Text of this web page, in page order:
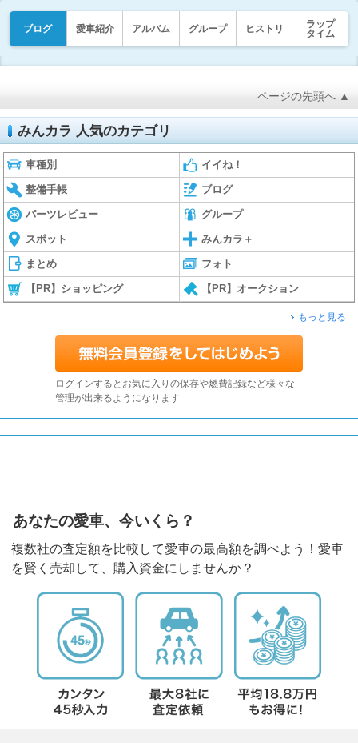
ブログ 愛車紹介 アルバム グループ ヒストリ
ラップ
タイム
ページの先頭へ ▲
みんカラ 人気のカテゴリ
車種別 イイね！
整備手帳 ブログ
パーツレビュー グループ
スポット みんカラ＋
まとめ フォト
【PR】ショッピング 【PR】オークション
もっと見る
ログインするとお気に入りの保存や燃費記録など様々な
管理が出来るようになります
あなたの愛車、今いくら？
複数社の査定額を比較して愛車の最高額を調べよう！愛車
を賢く売却して、購入資金にしませんか？